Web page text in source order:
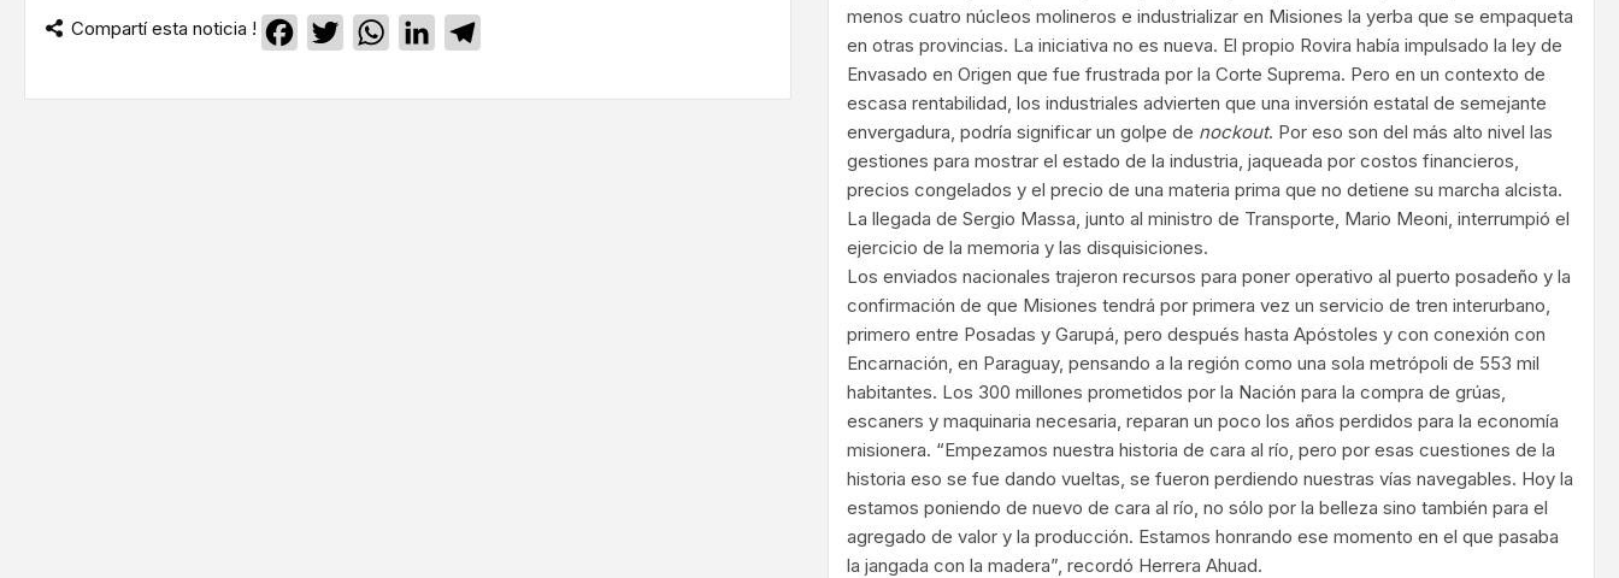
Compartí esta noticia ! Facebook
TwitterWhatsApp
LinkedIn
menos cuatro núcleos molineros e industrializar en Misiones la yerba que se empaqueta
en otras provincias. La iniciativa no es nueva. El propio Rovira había impulsado la ley de
Envasado en Origen que fue frustrada por la Corte Suprema. Pero en un contexto de
escasa rentabilidad, los industriales advierten que una inversión estatal de semejante
envergadura, podría significar un golpe de nockout. Por eso son del más alto nivel las
gestiones para mostrar el estado de la industria, jaqueada por costos financieros,
precios congelados y el precio de una materia prima que no detiene su marcha alcista.
La llegada de Sergio Massa, junto al ministro de Transporte, Mario Meoni, interrumpió el
ejercicio de la memoria y las disquisiciones.
Los enviados nacionales trajeron recursos para poner operativo al puerto posadeño y la
confirmación de que Misiones tendrá por primera vez un servicio de tren interurbano,
primero entre Posadas y Garupá, pero después hasta Apóstoles y con conexión con
Encarnación, en Paraguay, pensando a la región como una sola metrópoli de 553 mil
habitantes. Los 300 millones prometidos por la Nación para la compra de grúas,
escaners y maquinaria necesaria, reparan un poco los años perdidos para la economía
misionera. “Empezamos nuestra historia de cara al río, pero por esas cuestiones de la
historia eso se fue dando vueltas, se fueron perdiendo nuestras vías navegables. Hoy la
estamos poniendo de nuevo de cara al río, no sólo por la belleza sino también para el
agregado de valor y la producción. Estamos honrando ese momento en el que pasaba
la jangada con la madera”, recordó Herrera Ahuad.